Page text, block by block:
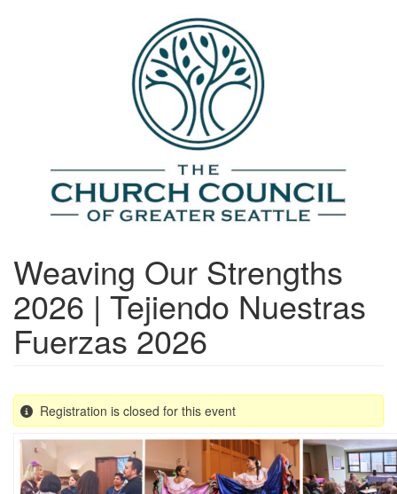
Weaving Our Strengths
2026 | Tejiendo Nuestras
Fuerzas 2026
Registration is closed for this event